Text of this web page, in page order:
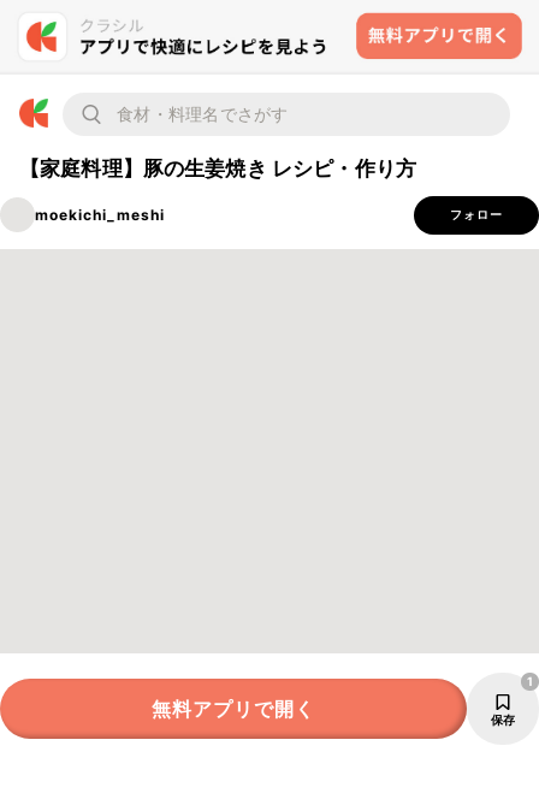
【家庭料理】豚の生姜焼き レシピ・作り方
moekichi_meshi フォロー
無料アプリで開く 保存
1